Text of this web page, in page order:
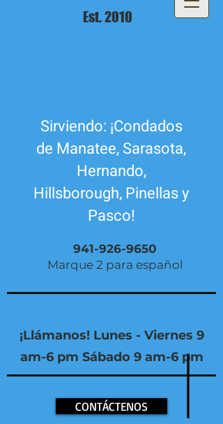
Sirviendo: ¡Condados
de Manatee, Sarasota,
Hernando,
Hillsborough, Pinellas y
Pasco!
CONTÁCTENOS
¡Llámanos! Lunes - Viernes 9
am-6 pm Sábado 9 am-6 pm
941-926-9650
Marque 2 para español
Est. 2010